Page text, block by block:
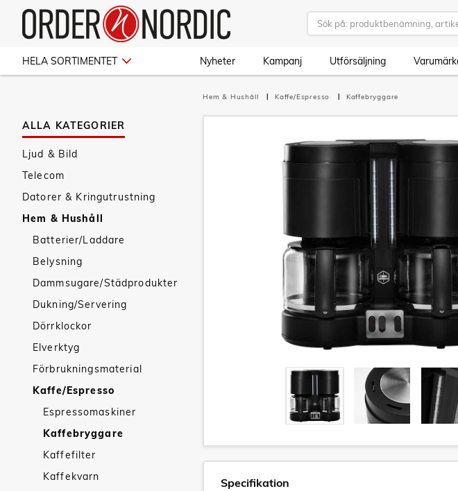
HELA SORTIMENTET Nyheter Kampanj Utförsäljning
ALLA KATEGORIER
Ljud & Bild
Telecom
Datorer & Kringutrustning
Hem & Hushåll
Batterier/Laddare
Belysning
Dammsugare/Städprodukter
Dukning/Servering
Dörrklockor
Elverktyg
Förbrukningsmaterial
Kaffe/Espresso
Espressomaskiner
Kaffebryggare
Kaffefilter
Kaffekvarn
Hem & Hushåll Kaffe/Espresso Kaffebryggare
Specifikation